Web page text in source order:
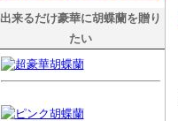
出来るだけ豪華に胡蝶蘭を贈り
たい